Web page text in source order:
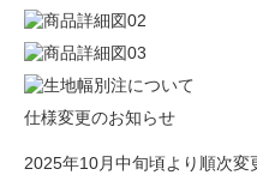
仕様変更のお知らせ
2025年10月中旬頃より順次変